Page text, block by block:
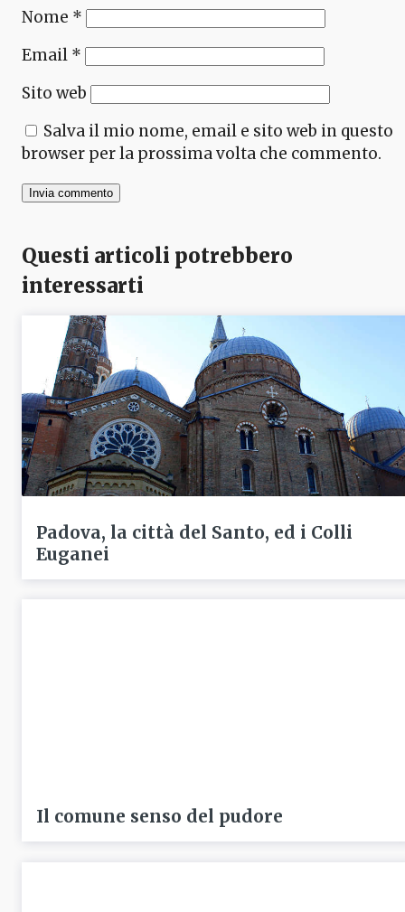
Nome *
Email *
Sito web
Salva il mio nome, email e sito web in questo
browser per la prossima volta che commento.
Questi articoli potrebbero
interessarti
Padova, la città del Santo, ed i Colli
Euganei
Il comune senso del pudore